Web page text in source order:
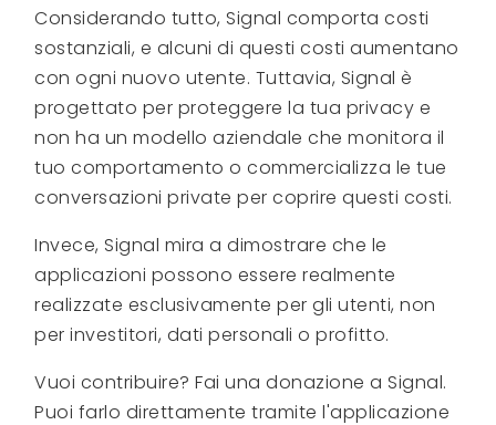
Considerando tutto, Signal comporta costi
sostanziali, e alcuni di questi costi aumentano
con ogni nuovo utente. Tuttavia, Signal è
progettato per proteggere la tua privacy e
non ha un modello aziendale che monitora il
tuo comportamento o commercializza le tue
conversazioni private per coprire questi costi.
Invece, Signal mira a dimostrare che le
applicazioni possono essere realmente
realizzate esclusivamente per gli utenti, non
per investitori, dati personali o profitto.
Vuoi contribuire? Fai una donazione a Signal.
Puoi farlo direttamente tramite l'applicazione